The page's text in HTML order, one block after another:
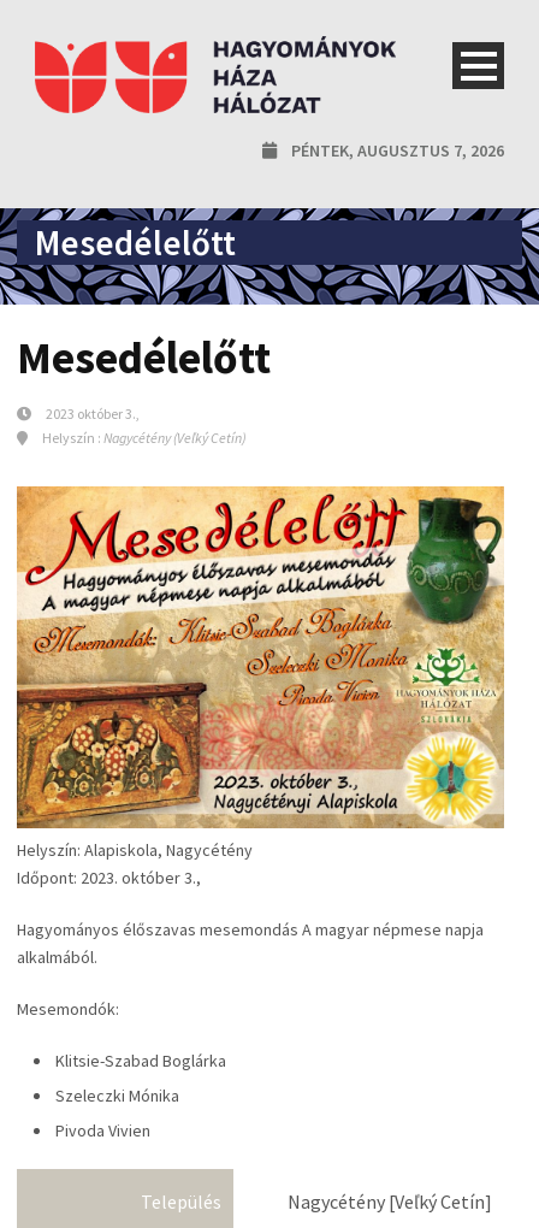
PÉNTEK, AUGUSZTUS 7, 2026
Mesedélelőtt
Mesedélelőtt
2023 október 3.,
Helyszín : Nagycétény (Veľký Cetín)
Helyszín: Alapiskola, Nagycétény
Időpont: 2023. október 3.,
Hagyományos élőszavas mesemondás A magyar népmese napja
alkalmából.
Mesemondók:
Klitsie-Szabad Boglárka
Szeleczki Mónika
Pivoda Vivien
Település Nagycétény [Veľký Cetín]